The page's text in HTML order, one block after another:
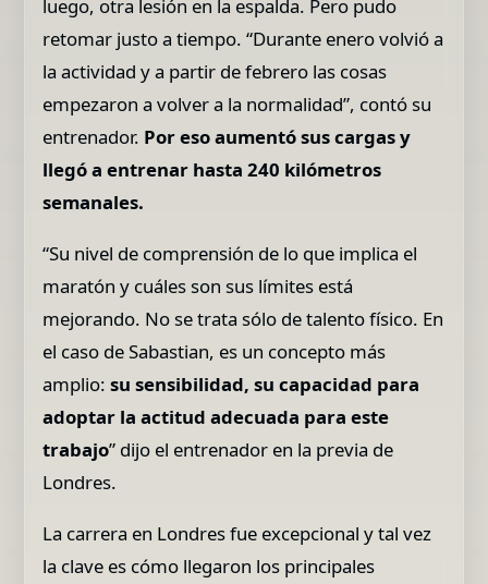
luego, otra lesión en la espalda. Pero pudo
retomar justo a tiempo. “Durante enero volvió a
la actividad y a partir de febrero las cosas
empezaron a volver a la normalidad”, contó su
entrenador. Por eso aumentó sus cargas y
llegó a entrenar hasta 240 kilómetros
semanales.
“Su nivel de comprensión de lo que implica el
maratón y cuáles son sus límites está
mejorando. No se trata sólo de talento físico. En
el caso de Sabastian, es un concepto más
amplio: su sensibilidad, su capacidad para
adoptar la actitud adecuada para este
trabajo” dijo el entrenador en la previa de
Londres.
La carrera en Londres fue excepcional y tal vez
la clave es cómo llegaron los principales